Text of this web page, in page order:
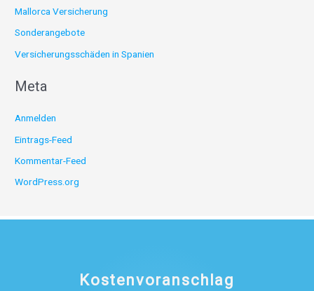
Mallorca Versicherung
Sonderangebote
Versicherungsschäden in Spanien
Meta
Anmelden
Eintrags-Feed
Kommentar-Feed
WordPress.org
Kostenvoranschlag